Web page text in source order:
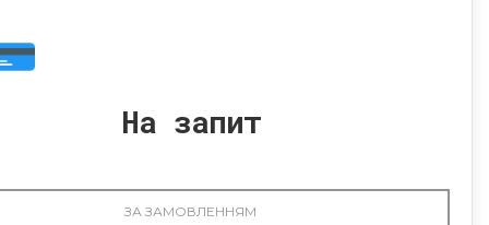
На запит
ЗА ЗАМОВЛЕННЯМ